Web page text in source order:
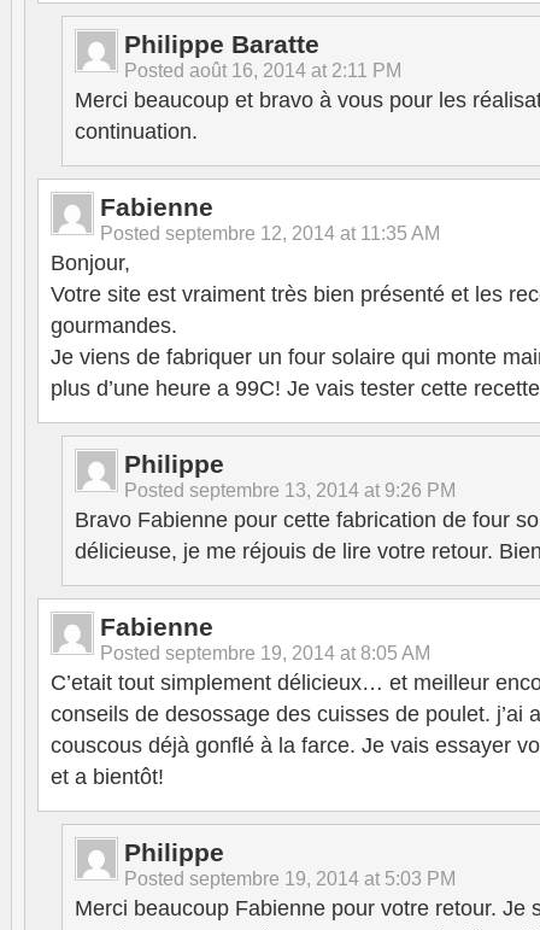
Philippe Baratte
Posted août 16, 2014 at 2:11 PM
Merci beaucoup et bravo à vous pour les
continuation.
Fabienne
Posted septembre 12, 2014 at 11:35 AM
Bonjour,
Votre site est vraiment très bien présenté et les
gourmandes.
Je viens de fabriquer un four solaire qui monte
plus d’une heure a 99C! Je vais tester cette
Philippe
Posted septembre 13, 2014 at 9:26 PM
Bravo Fabienne pour cette fabrication de four
délicieuse, je me réjouis de lire votre retour.
Fabienne
Posted septembre 19, 2014 at 8:05 AM
C’etait tout simplement délicieux… et meilleur
conseils de desossage des cuisses de poulet. j’ai
couscous déjà gonflé à la farce. Je vais essayer
et a bientôt!
Philippe
Posted septembre 19, 2014 at 5:03 PM
Merci beaucoup Fabienne pour votre retour. Je